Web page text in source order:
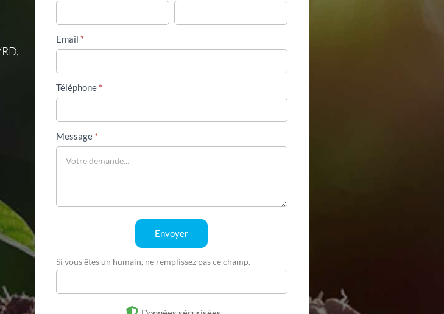
simple
avec
téléphone
Email *
Téléphone*
Message*
Envoyer
Si vous êtes un humain, ne remplissez pas ce champ.